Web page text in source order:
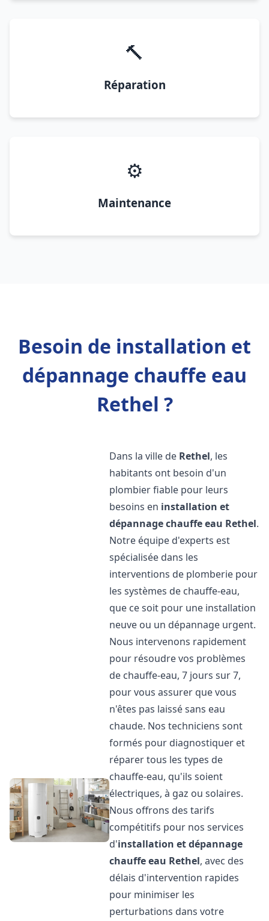
🔨
Réparation
⚙️
Maintenance
Besoin de installation et
dépannage chauffe eau
Rethel ?
Dans la ville de Rethel, les
habitants ont besoin d'un
plombier fiable pour leurs
besoins en installation et
dépannage chauffe eau Rethel.
Notre équipe d'experts est
spécialisée dans les
interventions de plomberie pour
les systèmes de chauffe-eau,
que ce soit pour une installation
neuve ou un dépannage urgent.
Nous intervenons rapidement
pour résoudre vos problèmes
de chauffe-eau, 7 jours sur 7,
pour vous assurer que vous
n'êtes pas laissé sans eau
chaude. Nos techniciens sont
formés pour diagnostiquer et
réparer tous les types de
chauffe-eau, qu'ils soient
électriques, à gaz ou solaires.
Nous offrons des tarifs
compétitifs pour nos services
d'installation et dépannage
chauffe eau Rethel, avec des
délais d'intervention rapides
pour minimiser les
perturbations dans votre